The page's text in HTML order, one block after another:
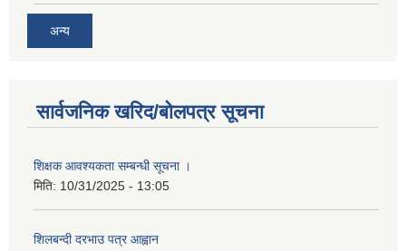
अन्य
सार्वजनिक खरिद/बोलपत्र सूचना
शिक्षक आवश्यकता सम्बन्धी सूचना ।
मिति: 10/31/2025 - 13:05
शिलबन्दी दरभाउ पत्र आह्वान